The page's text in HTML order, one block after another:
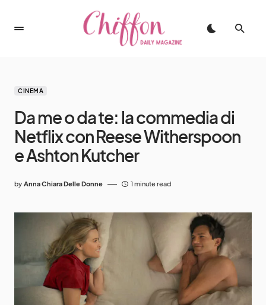
CINEMA
Da me o da te: la commedia di
Netflix con Reese Witherspoon
e Ashton Kutcher
by Anna Chiara Delle Donne 1 minute read